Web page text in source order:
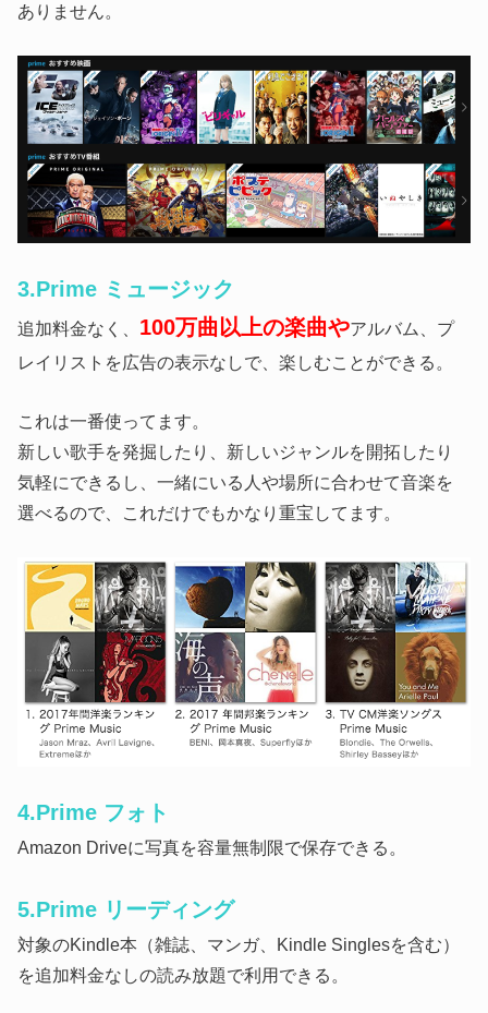
ありません。
3.Prime ミュージック
追加料金なく、 100万曲以上の楽曲やアルバム、プ
レイリストを広告の表示なしで、楽しむことができる。
これは一番使ってます。
新しい歌手を発掘したり、新しいジャンルを開拓したり
気軽にできるし、一緒にいる人や場所に合わせて音楽を
選べるので、これだけでもかなり重宝してます。
4.Prime フォト
Amazon Driveに写真を容量無制限で保存できる。
5.Prime リーディング
対象のKindle本（雑誌、マンガ、Kindle Singlesを含む）
を追加料金なしの読み放題で利用できる。